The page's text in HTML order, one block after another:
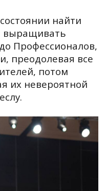
найти
выращивать
Профессионалов,
преодолевая все
потом
их невероятной